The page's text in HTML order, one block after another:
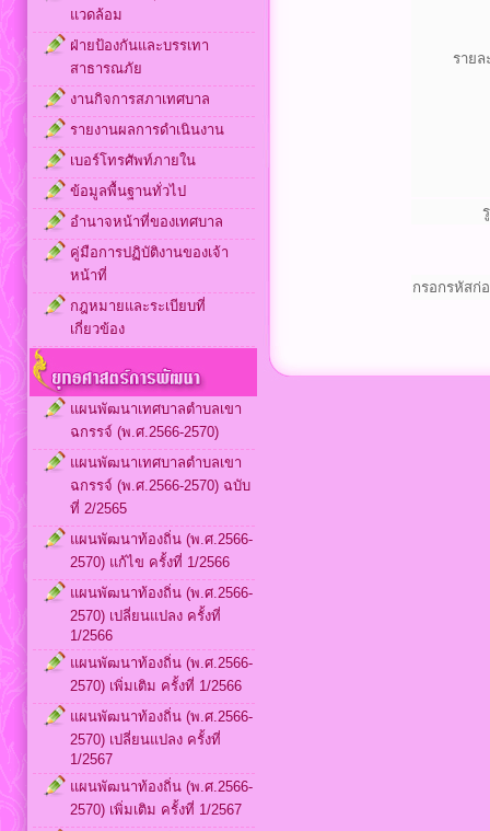
แวดล้อม
ฝ่ายป้องกันและบรรเทา
สาธารณภัย
งานกิจการสภาเทศบาล
รายงานผลการดำเนินงาน
เบอร์โทรศัพท์ภายใน
ข้อมูลพื้นฐานทั่วไป
อำนาจหน้าที่ของเทศบาล
คู่มือการปฏิบัติงานของเจ้า
หน้าที่
กฎหมายและระเบียบที่
เกี่ยวข้อง
แผนพัฒนาเทศบาลตำบลเขา
ฉกรรจ์ (พ.ศ.2566-2570)
แผนพัฒนาเทศบาลตำบลเขา
ฉกรรจ์ (พ.ศ.2566-2570) ฉบับ
ที่ 2/2565
แผนพัฒนาท้องถิ่น (พ.ศ.2566-
2570) แก้ไข ครั้งที่ 1/2566
แผนพัฒนาท้องถิ่น (พ.ศ.2566-
2570) เปลี่ยนแปลง ครั้งที่
1/2566
แผนพัฒนาท้องถิ่น (พ.ศ.2566-
2570) เพิ่มเติม ครั้งที่ 1/2566
แผนพัฒนาท้องถิ่น (พ.ศ.2566-
2570) เปลี่ยนแปลง ครั้งที่
1/2567
แผนพัฒนาท้องถิ่น (พ.ศ.2566-
2570) เพิ่มเติม ครั้งที่ 1/2567
รายล
กรอกรหัสก่